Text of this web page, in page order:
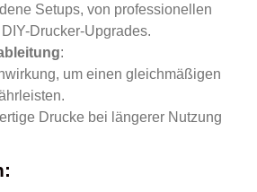
Setups, von professionellen
Drucker-Upgrades.
:
um einen gleichmäßigen
Drucke bei längerer Nutzung